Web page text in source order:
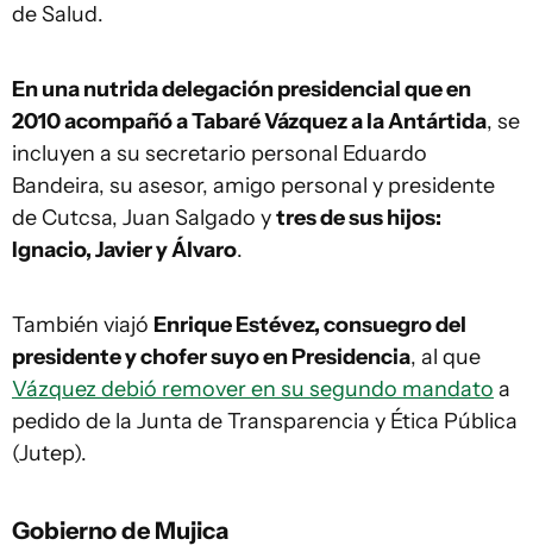
de Salud.
En una nutrida delegación presidencial que en
2010 acompañó a Tabaré Vázquez a la Antártida, se
incluyen a su secretario personal Eduardo
Bandeira, su asesor, amigo personal y presidente
de Cutcsa, Juan Salgado ytres de sus hijos:
Ignacio, Javier y Álvaro.
También viajó Enrique Estévez, consuegro del
presidente y chofer suyo en Presidencia, al que
Vázquez debió remover en su segundo mandato a
pedido de la Junta de Transparencia y Ética Pública
(Jutep).
Gobierno de Mujica